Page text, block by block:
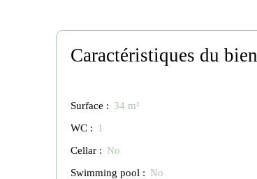
Caractéristiques du bien
Surface : 34 m²
WC : 1
Cellar : No
Swimming pool : No